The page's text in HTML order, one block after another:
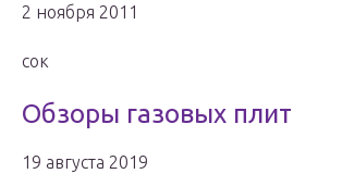
2 ноября 2011
сок
Обзоры газовых плит
19 августа 2019